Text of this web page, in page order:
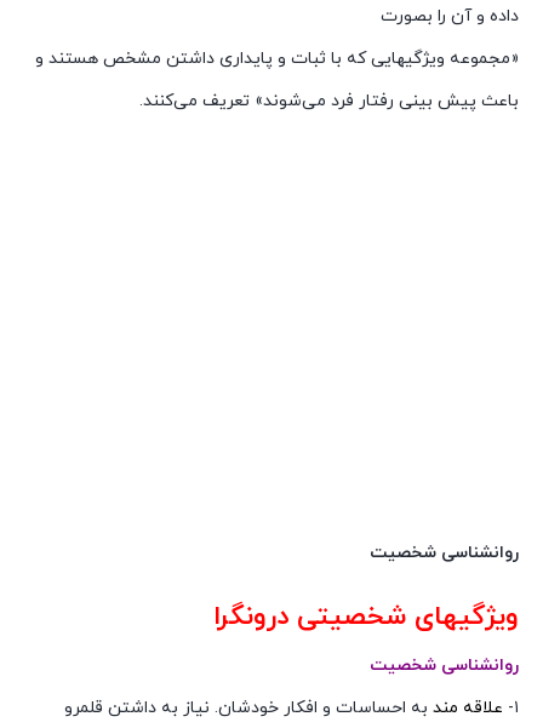
داده و آن را بصورت
«مجموعه ویژگیهایی که با ثبات و پایداری داشتن مشخص هستند و
باعث پیش بینی رفتار فرد می‌شوند» تعریف می‌کنند.
روانشناسی شخصیت
ویژگیهای شخصیتی درونگرا
روانشناسی شخصیت
۱- علاقه مند به احساسات و افکار خودشان. نیاز به داشتن قلمرو